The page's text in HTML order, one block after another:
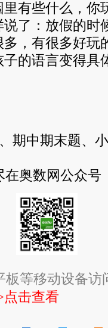
有些什么，你
了：放假的时
，有很多好玩
的语言变得具
期中期末题、
在奥数网公众号
板等移动设备访
点击查看